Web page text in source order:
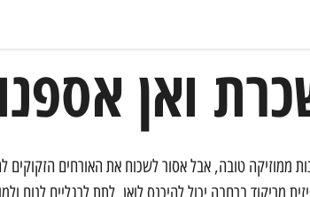
ואן
ממוזיקה טובה, אבל אסור לשכוח את האורחים
מריקוד ברחבה יכול להיכנס לואן, לתת לרגליים לנוח